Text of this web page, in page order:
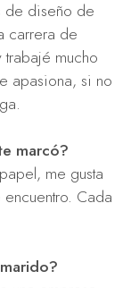
de diseño de
carrera de
mucho
apasiona, si no
marcó?
me gusta
Cada